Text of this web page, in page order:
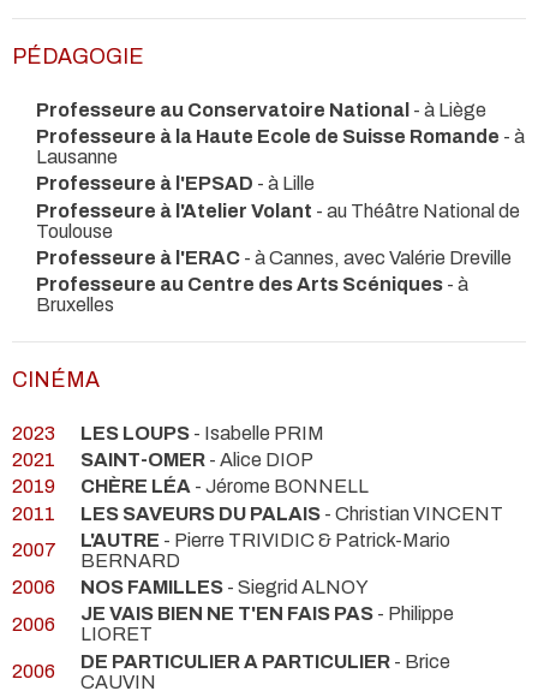
PÉDAGOGIE
Professeure au Conservatoire National - à Liège
Professeure à la Haute Ecole de Suisse Romande - à
Lausanne
Professeure à l'EPSAD - à Lille
Professeure à l'Atelier Volant - au Théâtre National de
Toulouse
Professeure à l'ERAC - à Cannes, avec Valérie Dreville
Professeure au Centre des Arts Scéniques - à
Bruxelles
CINÉMA
2023 LES LOUPS - Isabelle PRIM
2021
SAINT-OMER - Alice DIOP
2019
CHÈRE LÉA - Jérome BONNELL
2011
LES SAVEURS DU PALAIS - Christian VINCENT
2007
L'AUTRE - Pierre TRIVIDIC & Patrick-Mario
BERNARD
2006
NOS FAMILLES - Siegrid ALNOY
2006
JE VAIS BIEN NE T'EN FAIS PAS - Philippe
LIORET
2006
DE PARTICULIER A PARTICULIER - Brice
CAUVIN